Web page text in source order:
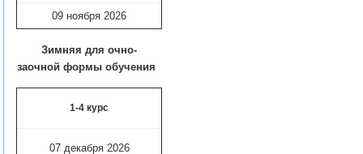
09 ноября 2026
Зимняя для очно-
заочной формы обучения
1-4 курс
07 декабря 2026